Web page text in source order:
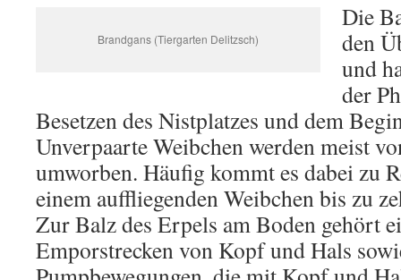
Brandgans (Tiergarten Delitzsch)
Die
den
und
der
Besetzen des Nistplatzes und dem
Unverpaarte Weibchen werden meist
umworben. Häufig kommt es dabei zu
einem auffliegenden Weibchen bis zu
Zur Balz des Erpels am Boden gehört
Emporstrecken von Kopf und Hals